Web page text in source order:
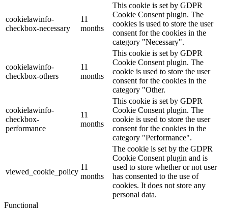
cookielawinfo-
checkbox-necessary
11
months
This cookie is set by GDPR
Cookie Consent plugin. The
cookies is used to store the user
consent for the cookies in the
category "Necessary".
cookielawinfo-
checkbox-others
11
months
This cookie is set by GDPR
Cookie Consent plugin. The
cookie is used to store the user
consent for the cookies in the
category "Other.
cookielawinfo-
checkbox-
performance
11
months
This cookie is set by GDPR
Cookie Consent plugin. The
cookie is used to store the user
consent for the cookies in the
category "Performance".
viewed_cookie_policy
11
months
The cookie is set by the GDPR
Cookie Consent plugin and is
used to store whether or not user
has consented to the use of
cookies. It does not store any
personal data.
Functional